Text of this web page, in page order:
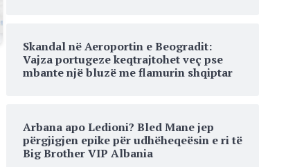
Skandal në Aeroportin e Beogradit:
Vajza portugeze keqtrajtohet veç pse
mbante një bluzë me flamurin shqiptar
Arbana apo Ledioni? Bled Mane jep
përgjigjen epike për udhëheqeësin e ri të
Big Brother VIP Albania